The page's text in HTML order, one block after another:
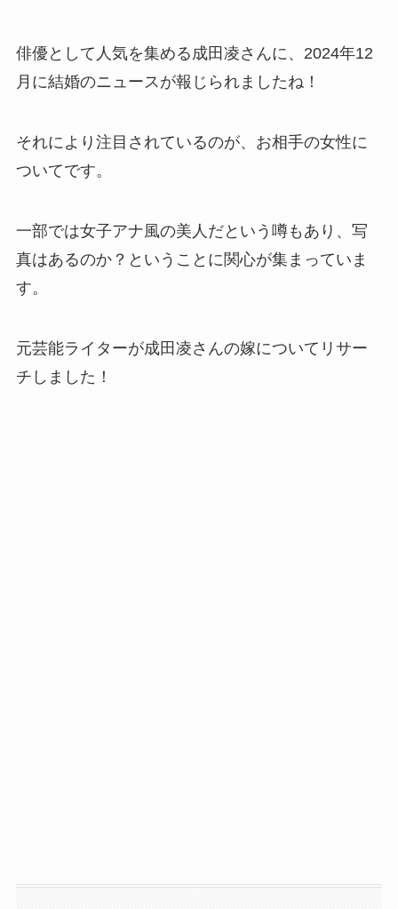
俳優として人気を集める成田凌さんに、2024年12
月に結婚のニュースが報じられましたね！
それにより注目されているのが、お相手の女性に
ついてです。
一部では女子アナ風の美人だという噂もあり、写
真はあるのか？ということに関心が集まっていま
す。
元芸能ライターが成田凌さんの嫁についてリサー
チしました！